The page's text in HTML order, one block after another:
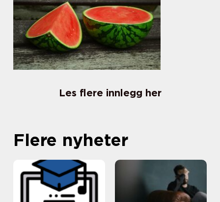
Les flere innlegg her
Flere nyheter